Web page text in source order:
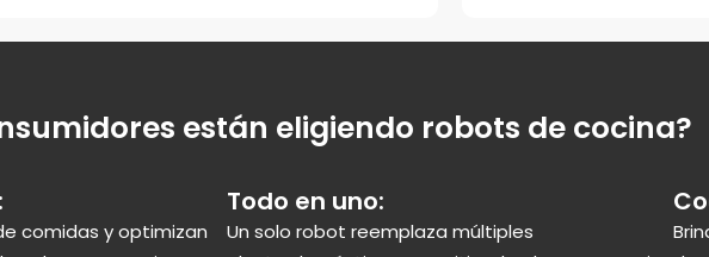
están eligiendo robots de cocina?
comidas y optimizan
Todo en uno:
Un solo robot reemplaza múltiples